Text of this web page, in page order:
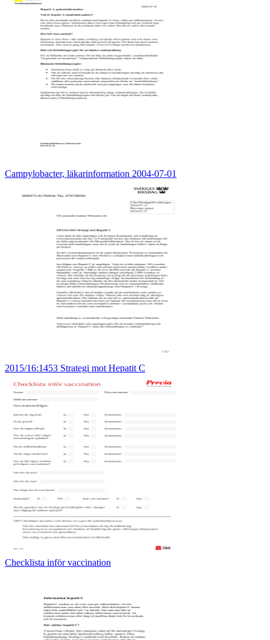
Campylobacter, läkarinformation 2004-07-01
2015/16:1453 Strategi mot Hepatit C
Checklista inför vaccination